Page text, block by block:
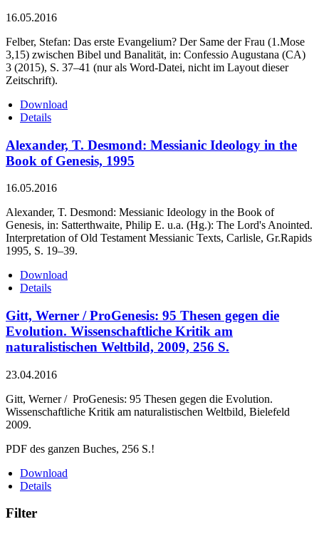
16.05.2016
Felber, Stefan: Das erste Evangelium? Der Same der Frau (1.Mose
3,15) zwischen Bibel und Banalität, in: Confessio Augustana (CA)
3 (2015), S. 37–41 (nur als Word-Datei, nicht im Layout dieser
Zeitschrift).
Download
Details
Alexander, T. Desmond: Messianic Ideology in the
Book of Genesis, 1995
16.05.2016
Alexander, T. Desmond: Messianic Ideology in the Book of
Genesis, in: Satterthwaite, Philip E. u.a. (Hg.): The Lord's Anointed.
Interpretation of Old Testament Messianic Texts, Carlisle, Gr.Rapids
1995, S. 19–39.
Download
Details
Gitt, Werner / ProGenesis: 95 Thesen gegen die
Evolution. Wissenschaftliche Kritik am
naturalistischen Weltbild, 2009, 256 S.
23.04.2016
Gitt, Werner / ProGenesis: 95 Thesen gegen die Evolution.
Wissenschaftliche Kritik am naturalistischen Weltbild, Bielefeld
2009.
PDF des ganzen Buches, 256 S.!
Download
Details
Filter